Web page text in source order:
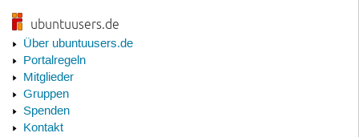
ubuntuusers.de
Über ubuntuusers.de
Portalregeln
Mitglieder
Gruppen
Spenden
Kontakt